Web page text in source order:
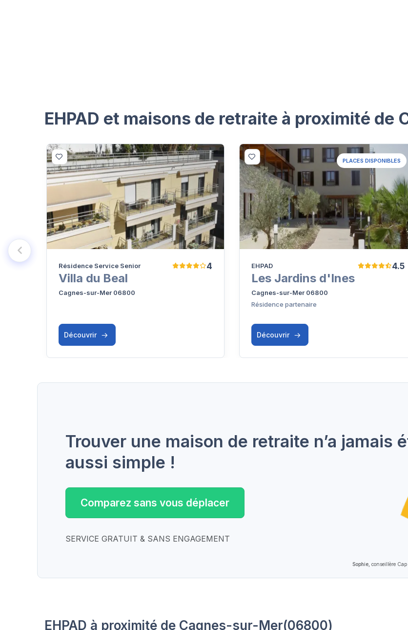
EHPAD et maisons de retraite à proximité de
4
Résidence Service Senior
Villa du Beal
Cagnes-sur-Mer 06800
Découvrir
PLACES DISPONIBLES
4.5
EHPAD
Les Jardins d'Ines
Cagnes-sur-Mer 06800
Résidence partenaire
Découvrir
Sophie, conseillère
Trouver une maison de retraite n’a jamais
aussi simple !
Comparez sans vous déplacer
SERVICE GRATUIT & SANS ENGAGEMENT
EHPAD à proximité de Cagnes-sur-Mer(06800)